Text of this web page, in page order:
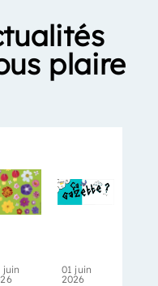
plaire
juin
01 juin
2026